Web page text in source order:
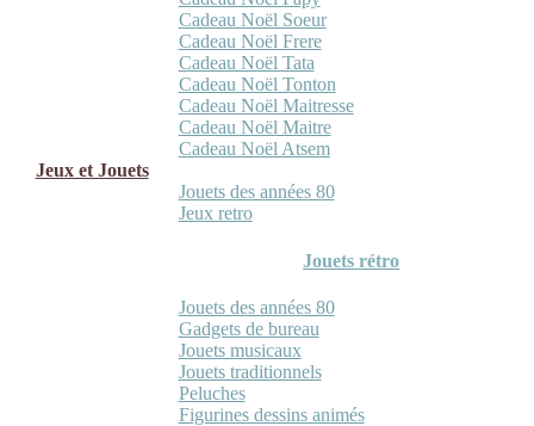
Cadeau Noël Soeur
Cadeau Noël Frere
Cadeau Noël Tata
Cadeau Noël Tonton
Cadeau Noël Maitresse
Cadeau Noël Maitre
Cadeau Noël Atsem
Jeux et Jouets
Jouets des années 80
Jeux retro
Jouets rétro
Jouets des années 80
Gadgets de bureau
Jouets musicaux
Jouets traditionnels
Peluches
Figurines dessins animés